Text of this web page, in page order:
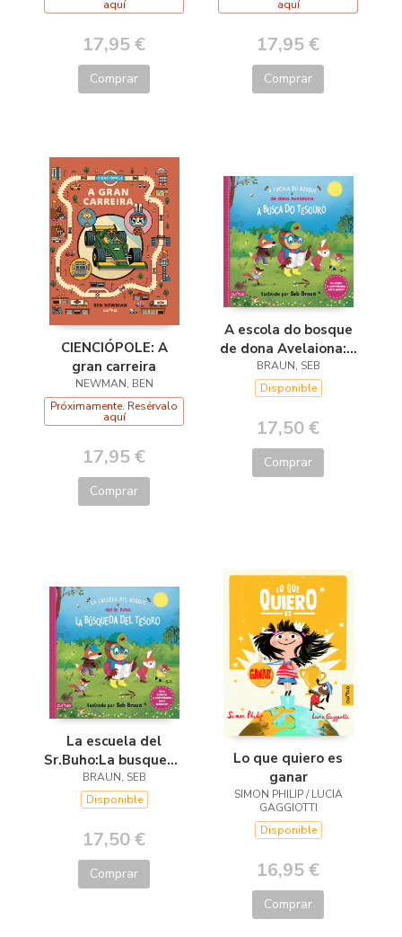
aquí
17,95 €
Comprar
aquí
17,95 €
Comprar
CIENCIÓPOLE: A
gran carreira
NEWMAN, BEN
Próximamente. Resérvalo
aquí
17,95 €
Comprar
A escola do bosque
de dona Avelaiona:A
busca do tesouro
BRAUN, SEB
Disponible
17,50 €
Comprar
La escuela del
Sr.Buho:La busqueda
del tesoro
BRAUN, SEB
Disponible
17,50 €
Comprar
Lo que quiero es
ganar
SIMON PHILIP / LUCIA
GAGGIOTTI
Disponible
16,95 €
Comprar